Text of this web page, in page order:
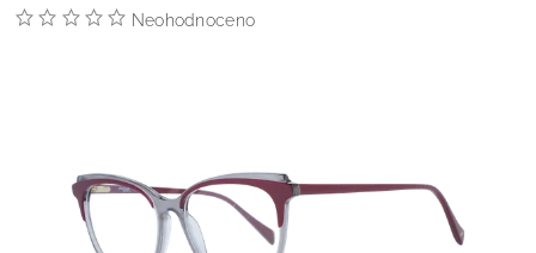
Neohodnoceno